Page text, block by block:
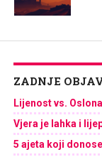
ZADNJE
Lijenost vs.
Vjera je lahka i
5 ajeta koji